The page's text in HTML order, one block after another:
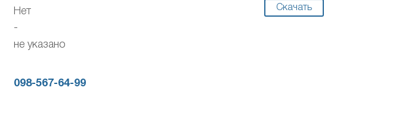
Нет
-
не указано
098-567-64-99
Скачать